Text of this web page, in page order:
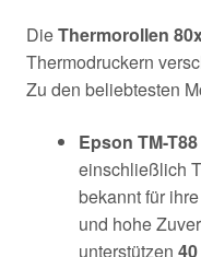
DieThermorollen
Thermodruckern
Zu den beliebtesten
Epson TM-
einschließlich
bekannt für
und hohe
unterstützen